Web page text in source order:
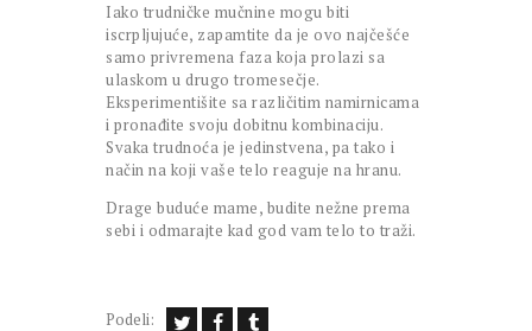
Iako trudničke mučnine mogu biti
iscrpljujuće, zapamtite da je ovo najčešće
samo privremena faza koja prolazi sa
ulaskom u drugo tromesečje.
Eksperimentišite sa različitim namirnicama
i pronađite svoju dobitnu kombinaciju.
Svaka trudnoća je jedinstvena, pa tako i
način na koji vaše telo reaguje na hranu.
Drage buduće mame, budite nežne prema
sebi i odmarajte kad god vam telo to traži.
Podeli: